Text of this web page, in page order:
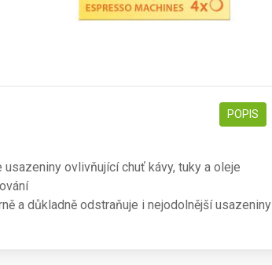
POPIS
ovlivňující chuť kávy, tuky a oleje
a důkladně odstraňuje i nejodolnější usazeniny